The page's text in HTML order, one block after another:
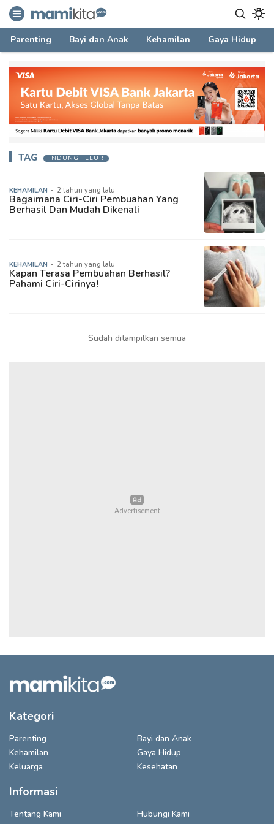
mamikita.com
Informasi Parenting untuk Mami Milenial
Parenting Bayi dan Anak Kehamilan Gaya Hidup
TAG INDUNG TELUR
KEHAMILAN - 2 tahun yang lalu
Bagaimana Ciri-Ciri Pembuahan Yang
Berhasil Dan Mudah Dikenali
KEHAMILAN - 2 tahun yang lalu
Kapan Terasa Pembuahan Berhasil?
Pahami Ciri-Cirinya!
Sudah ditampilkan semua
Kategori
Parenting
Bayi dan Anak
Kehamilan
Gaya Hidup
Keluarga
Kesehatan
Informasi
Tentang Kami
Hubungi Kami